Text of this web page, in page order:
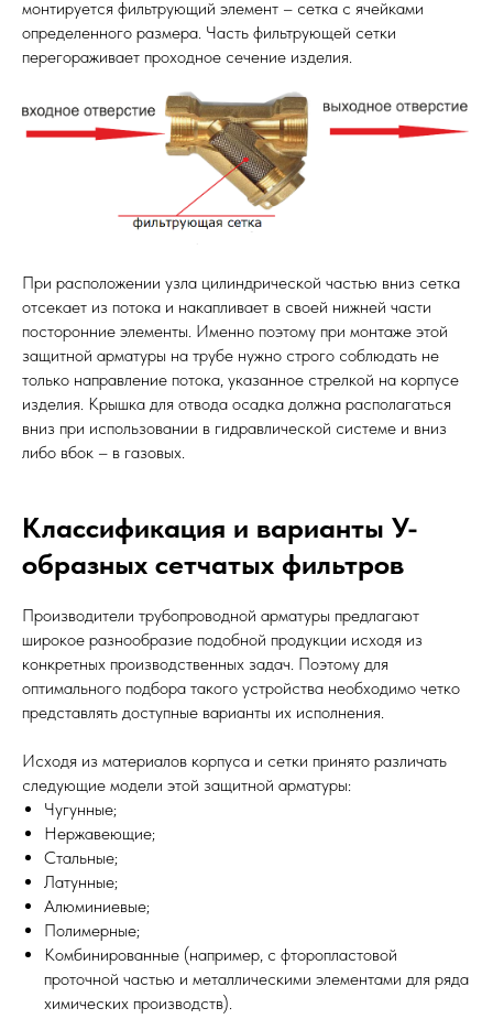
монтируется фильтрующий элемент – сетка с ячейками
определенного размера. Часть фильтрующей сетки
перегораживает проходное сечение изделия.
При расположении узла цилиндрической частью вниз сетка
отсекает из потока и накапливает в своей нижней части
посторонние элементы. Именно поэтому при монтаже этой
защитной арматуры на трубе нужно строго соблюдать не
только направление потока, указанное стрелкой на корпусе
изделия. Крышка для отвода осадка должна располагаться
вниз при использовании в гидравлической системе и вниз
либо вбок – в газовых.
Классификация и варианты У-
образных сетчатых фильтров
Производители трубопроводной арматуры предлагают
широкое разнообразие подобной продукции исходя из
конкретных производственных задач. Поэтому для
оптимального подбора такого устройства необходимо четко
представлять доступные варианты их исполнения.
Исходя из материалов корпуса и сетки принято различать
следующие модели этой защитной арматуры:
Чугунные;
Нержавеющие;
Стальные;
Латунные;
Алюминиевые;
Полимерные;
Комбинированные (например, с фторопластовой
проточной частью и металлическими элементами для ряда
химических производств).